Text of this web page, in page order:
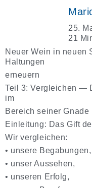
25.
21
Neuer Wein in neuen
Haltungen
erneuern
Teil 3: Vergleichen —
im
Bereich seiner Gnade
Einleitung: Das Gift
Wir vergleichen:
• unsere Begabungen,
• unser Aussehen,
• unseren Erfolg,